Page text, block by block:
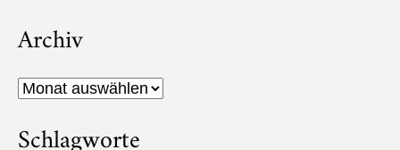
Archiv
Archiv